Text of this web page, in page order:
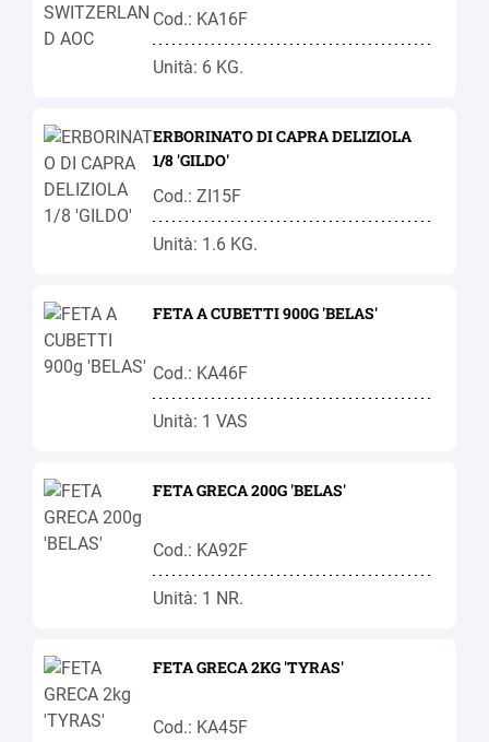
Cod.: KA16F
Unità: 6 KG.
ERBORINATO DI CAPRA DELIZIOLA
1/8 'GILDO'
Cod.: ZI15F
Unità: 1.6 KG.
FETA A CUBETTI 900G 'BELAS'
Cod.: KA46F
Unità: 1 VAS
FETA GRECA 200G 'BELAS'
Cod.: KA92F
Unità: 1 NR.
FETA GRECA 2KG 'TYRAS'
Cod.: KA45F